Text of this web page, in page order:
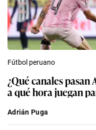
Fútbol peruano
¿Qué canales
a qué hora juegan
Adrián Puga